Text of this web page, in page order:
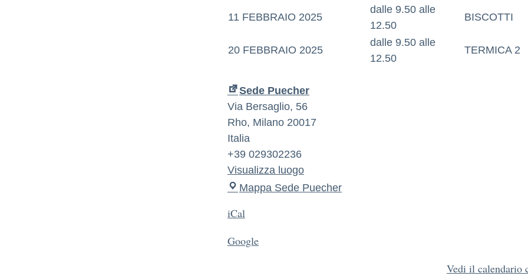
11 FEBBRAIO 2025
dalle 9.50 alle
12.50
BISCOTTI
20 FEBBRAIO 2025
dalle 9.50 alle
12.50
TERMICA 2
Sede Puecher
Via Bersaglio, 56
Rho, Milano 20017
Italia
+39 029302236
Visualizza luogo
Mappa Sede Puecher
iCal
Google
Vedi il calendario